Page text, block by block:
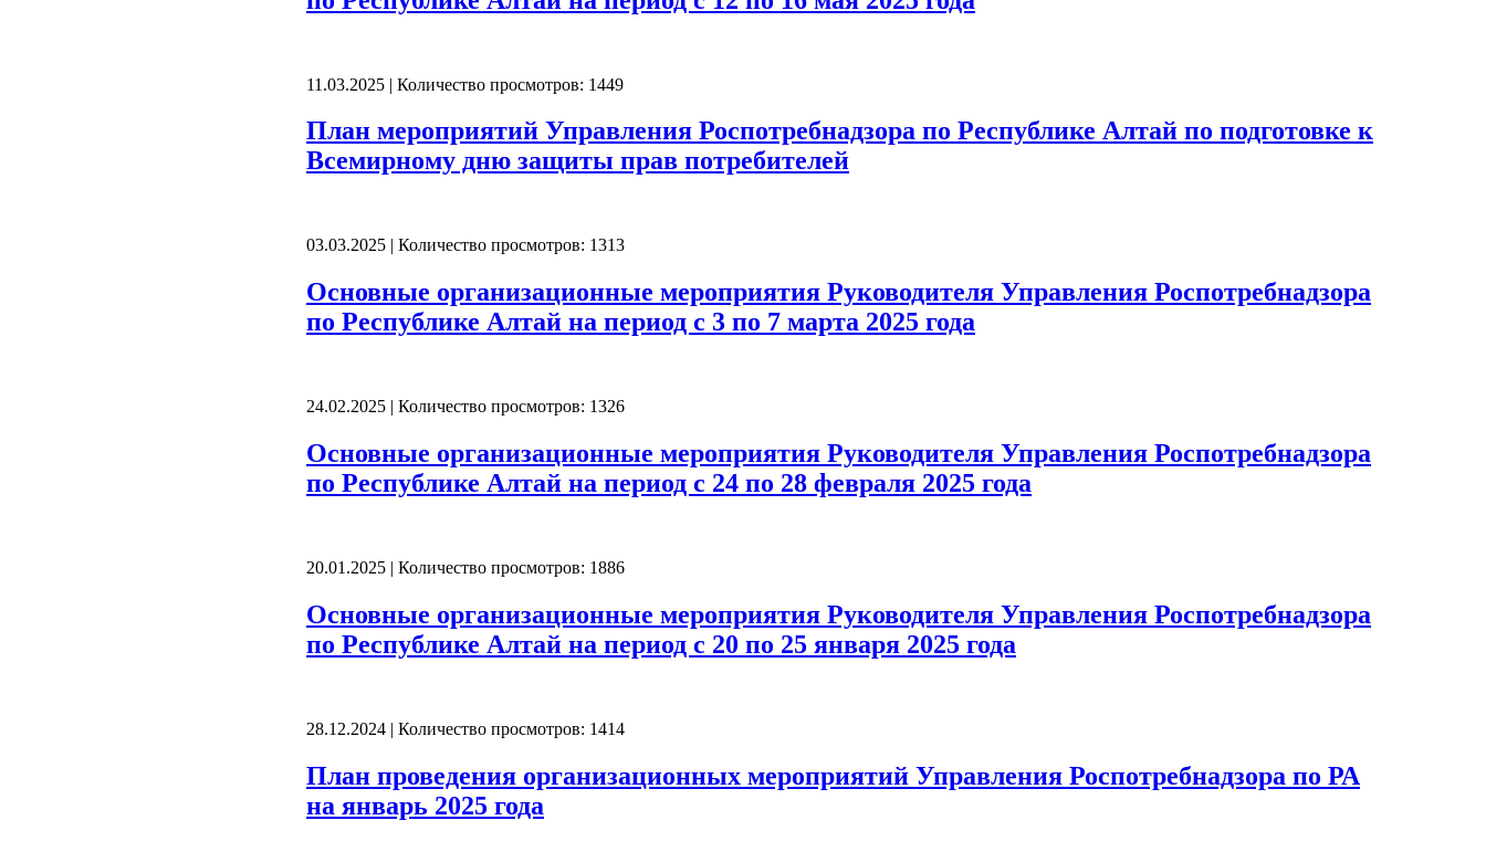
11.03.2025 | Количество просмотров: 1449
План мероприятий Управления Роспотребнадзора по Республике Алтай по подготовке к
Всемирному дню защиты прав потребителей
03.03.2025 | Количество просмотров: 1313
Основные организационные мероприятия Руководителя Управления Роспотребнадзора
по Республике Алтай на период с 3 по 7 марта 2025 года
24.02.2025 | Количество просмотров: 1326
Основные организационные мероприятия Руководителя Управления Роспотребнадзора
по Республике Алтай на период с 24 по 28 февраля 2025 года
20.01.2025 | Количество просмотров: 1886
Основные организационные мероприятия Руководителя Управления Роспотребнадзора
по Республике Алтай на период с 20 по 25 января 2025 года
28.12.2024 | Количество просмотров: 1414
План проведения организационных мероприятий Управления Роспотребнадзора по РА
на январь 2025 года